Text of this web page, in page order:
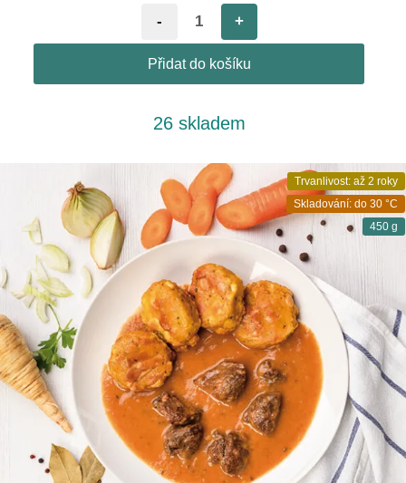
- +
Přidat do košíku
26 skladem
Trvanlivost: až 2 roky
Skladování: do 30 °C
450 g